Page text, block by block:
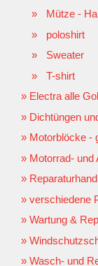
Mütze -
poloshirt
Sweater
T-shirt
Electra alle
Dichtüngen
Motorblöcke -
Motorrad- und
verschiedene
Wartung &
Wasch- und